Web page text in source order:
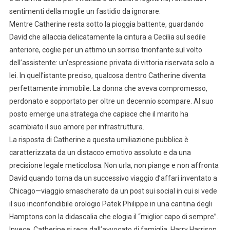
sentimenti della moglie un fastidio da ignorare.
Mentre Catherine resta sotto la pioggia battente, guardando
David che allaccia delicatamente la cintura a Cecilia sul sedile
anteriore, coglie per un attimo un sorriso trionfante sul volto
dell’assistente: un’espressione privata di vittoria riservata solo a
lei. In quell’istante preciso, qualcosa dentro Catherine diventa
perfettamente immobile. La donna che aveva compromesso,
perdonato e sopportato per oltre un decennio scompare. Al suo
posto emerge una stratega che capisce che il marito ha
scambiato il suo amore per infrastruttura.
La risposta di Catherine a questa umiliazione pubblica è
caratterizzata da un distacco emotivo assoluto e da una
precisione legale meticolosa. Non urla, non piange e non affronta
David quando torna da un successivo viaggio d’affari inventato a
Chicago—viaggio smascherato da un post sui social in cui si vede
il suo inconfondibile orologio Patek Philippe in una cantina degli
Hamptons con la didascalia che elogia il “miglior capo di sempre”.